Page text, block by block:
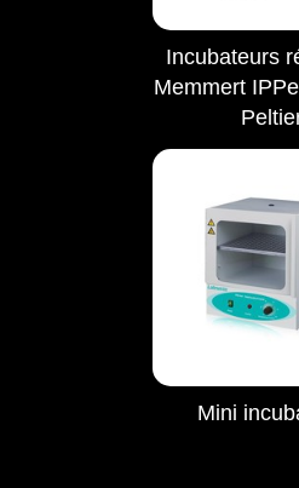
Incubateurs
Memmert
Mini